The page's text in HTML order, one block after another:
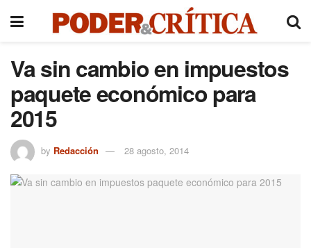
Va sin cambio en impuestos
paquete económico para
2015
by Redacción 28 agosto, 2014